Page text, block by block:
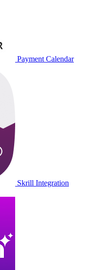
Payment Calendar
Skrill Integration